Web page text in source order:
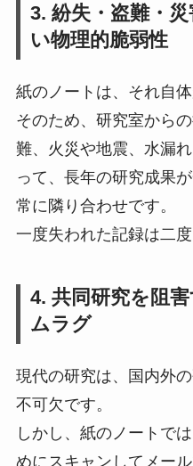
3. 紛失・盗難・
い物理的脆弱性
紙のノートは、それ自
そのため、研究室から
難、火災や地震、水漏
って、長年の研究成果
常に隣り合わせです。
一度失われた記録は二
4. 共同研究を阻
ムラグ
現代の研究は、国内外
不可欠です。
しかし、紙のノートで
めにスキャンしてメー